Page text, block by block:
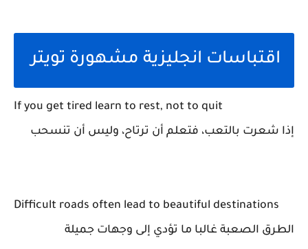
اقتباسات انجليزية مشهورة تويتر
If you get tired learn to rest, not to quit
إذا شعرت بالتعب، فتعلم أن ترتاح، وليس أن تنسحب
Difficult roads often lead to beautiful destinations
الطرق الصعبة غالبا ما تؤدي إلى وجهات جميلة